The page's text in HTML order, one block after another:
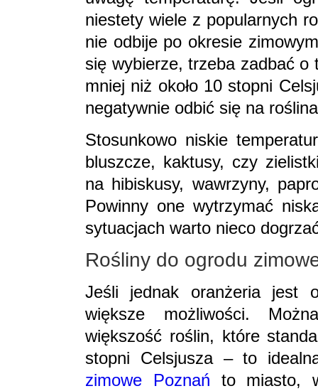
niestety wiele z popularnych
nie odbije po okresie
się wybierze, trzeba zadbać o
mniej niż około 10 stopni
negatywnie odbić się na
Stosunkowo niskie
bluszcze, kaktusy, czy
na hibiskusy, wawrzyny,
Powinny one wytrzymać
sytuacjach warto nieco
Rośliny do ogrodu
Jeśli jednak oranżeria jest
większe możliwości.
większość roślin, które
stopni Celsjusza – to
zimowe Poznań to miasto,